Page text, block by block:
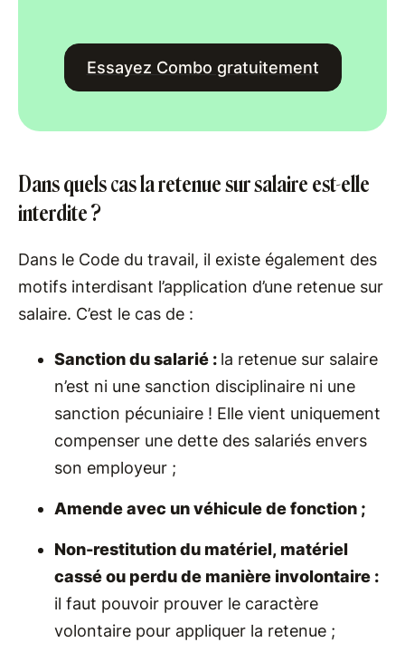
Essayez Combo gratuitement
Dans quels cas la retenue sur salaire est-elle
interdite ?
Dans le Code du travail, il existe également des
motifs interdisant l’application d’une retenue sur
salaire. C’est le cas de :
Sanction du salarié : la retenue sur salaire
n’est ni une sanction disciplinaire ni une
sanction pécuniaire ! Elle vient uniquement
compenser une dette des salariés envers
son employeur ;
Amende avec un véhicule de fonction ;
Non-restitution du matériel, matériel
cassé ou perdu de manière involontaire :
il faut pouvoir prouver le caractère
volontaire pour appliquer la retenue ;